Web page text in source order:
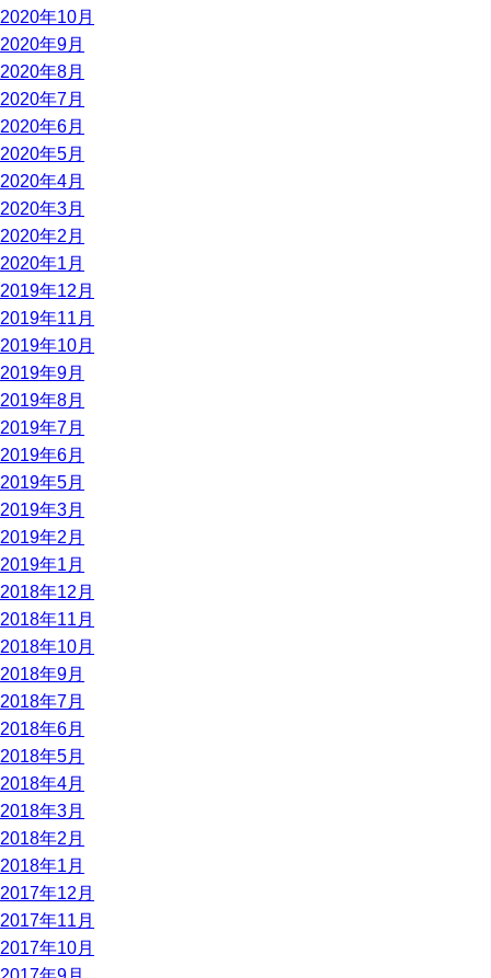
2020年10月
2020年9月
2020年8月
2020年7月
2020年6月
2020年5月
2020年4月
2020年3月
2020年2月
2020年1月
2019年12月
2019年11月
2019年10月
2019年9月
2019年8月
2019年7月
2019年6月
2019年5月
2019年3月
2019年2月
2019年1月
2018年12月
2018年11月
2018年10月
2018年9月
2018年7月
2018年6月
2018年5月
2018年4月
2018年3月
2018年2月
2018年1月
2017年12月
2017年11月
2017年10月